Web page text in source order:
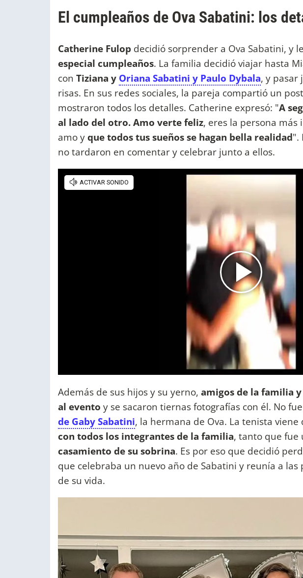
El cumpleaños de Ova Sabatini: los
Catherine Fulop decidió sorprender a Ova Sabatini, y
especial cumpleaños. La familia decidió viajar hasta
con Tiziana y Oriana Sabatini y Paulo Dybala, y pasar
risas. En sus redes sociales, la pareja compartió un
mostraron todos los detalles. Catherine expresó: "A
al lado del otro. Amo verte feliz, eres la persona
amo yque todos tus sueños se hagan bella realidad".
no tardaron en comentar y celebrar junto a ellos.
Además de sus hijos y su yerno, amigos de la familia
al evento y se sacaron tiernas fotografías con él. No
de Gaby Sabatini, la hermana de Ova. La tenista viene
con todos los integrantes de la familia, tanto que fue
casamiento de su sobrina. Es por eso que decidió
que celebraba un nuevo año de Sabatini y reunía a
de su vida.